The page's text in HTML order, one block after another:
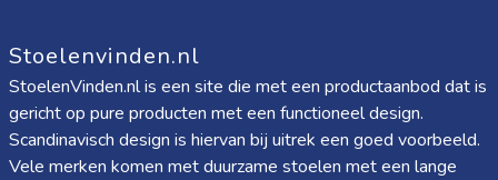
Stoelenvinden.nl
StoelenVinden.nl is een site die met een productaanbod dat is
gericht op pure producten met een functioneel design.
Scandinavisch design is hiervan bij uitrek een goed voorbeeld.
Vele merken komen met duurzame stoelen met een lange